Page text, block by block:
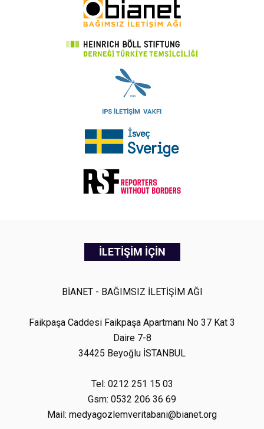
İLETİŞİM İÇİN
BİANET - BAĞIMSIZ İLETİŞİM AĞI
Faikpaşa Caddesi Faikpaşa Apartmanı No 37 Kat 3
Daire 7-8
34425 Beyoğlu İSTANBUL
Tel: 0212 251 15 03
Gsm: 0532 206 36 69
Mail: medyagozlemveritabani@bianet.org